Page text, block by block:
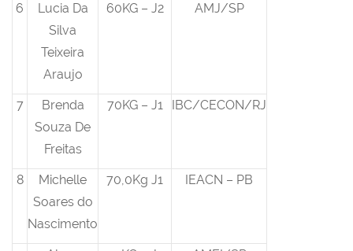
6
Lucia Da
Silva
Teixeira
Araujo
60KG – J2 AMJ/SP
7
Brenda
Souza De
Freitas
70KG – J1 IBC/CECON/RJ
8
Michelle
Soares do
Nascimento
70,0Kg J1 IEACN – PB